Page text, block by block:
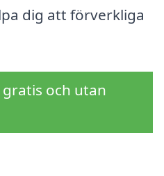
dig att förverkliga
och utan